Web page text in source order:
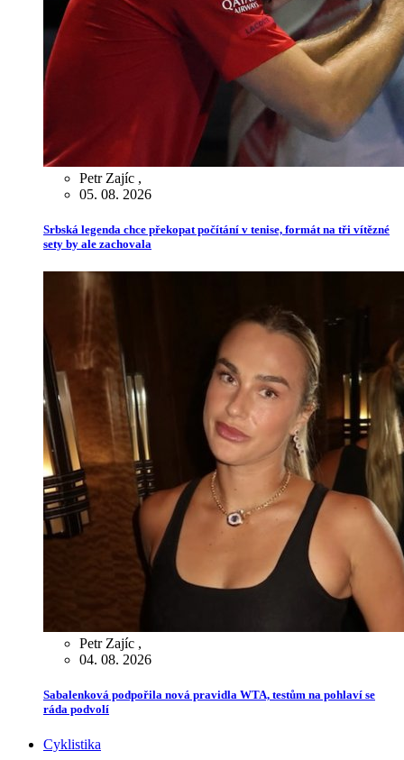
Petr Zajíc ,
05. 08. 2026
Srbská legenda chce překopat počítání v tenise, formát na tři vítězné
sety by ale zachovala
Petr Zajíc ,
04. 08. 2026
Sabalenková podpořila nová pravidla WTA, testům na pohlaví se
ráda podvolí
Cyklistika